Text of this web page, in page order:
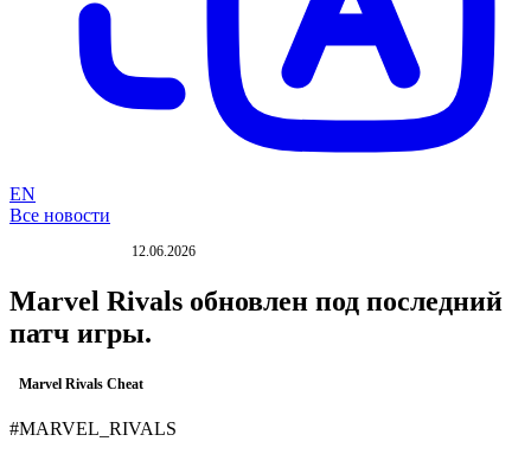
EN
Все новости
12.06.2026
Marvel Rivals обновлен под последний
патч игры.
Marvel Rivals Cheat
#MARVEL_RIVALS